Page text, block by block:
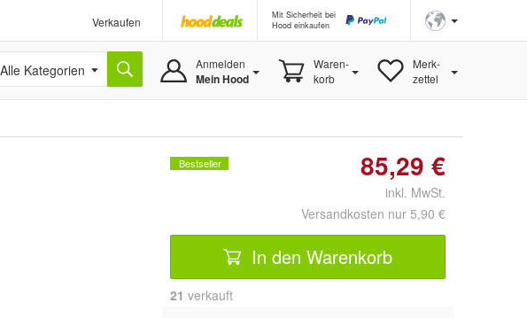
Verkaufen
Mit Sicherheit bei
Hood einkaufen
Alle Kategorien Anmelden
Mein Hood
Waren-
korb
Merk-
zettel
Bestseller 85,29 €
inkl. MwSt.
Versandkosten nur 5,90 €
In den Warenkorb
21 verkauft